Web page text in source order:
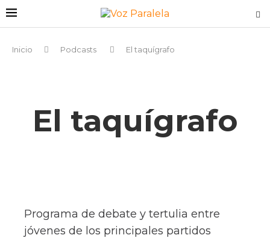
Inicio Podcasts El taquígrafo
El taquígrafo
Programa de debate y tertulia entre
jóvenes de los principales partidos